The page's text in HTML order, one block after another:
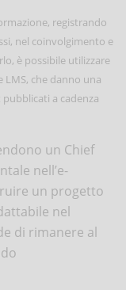
registrando
nel coinvolgimento e
è possibile utilizzare
che danno una
a cadenza
un Chief
nell’e-
un progetto
nel
di rimanere al